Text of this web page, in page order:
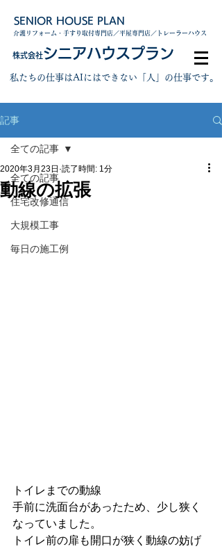
SENIOR HOUSE PLAN
介護リフォーム・手すり取付専門店／平屋専門店／トレーラーハウス
株式会社シニアハウスプラン
私たちの仕事はAIにはできない「人」の仕事です。
記事
全ての記事
住宅改修通信
大規模工事
毎日の施工例
全ての記事
動線の拡張
2020年3月23日 読了時間: 1分
トイレまでの動線
手前に洗面台があったため、少し狭く
なっていました。
トイレ前の扉も開口が狭く動線の妨げ